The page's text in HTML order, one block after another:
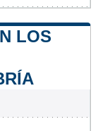
LOS